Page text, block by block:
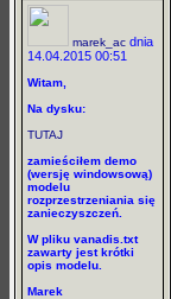
marek_ac dnia
14.04.2015 00:51
Witam,
Na dysku:
TUTAJ
zamieściłem demo
(wersję windowsową)
modelu
rozprzestrzeniania się
zanieczyszczeń.
W pliku vanadis.txt
zawarty jest krótki
opis modelu.
Marek